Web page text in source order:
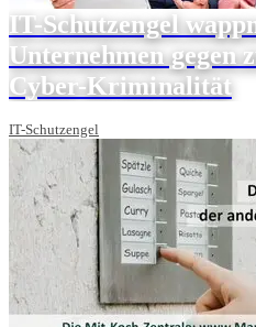
IT-Schutzengel
Unternehmen gegen
Cyber-Kriminalität
IT-Schutzengel